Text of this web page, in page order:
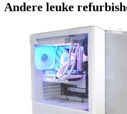
Andere leuke